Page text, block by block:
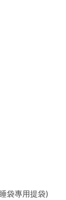
袋專用提袋)